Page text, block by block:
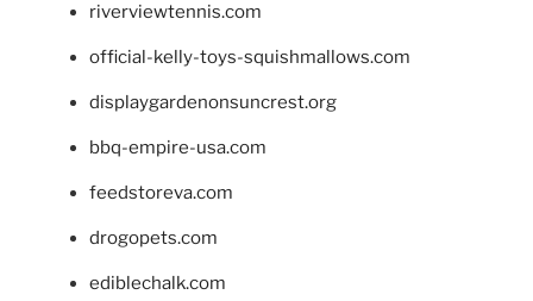
riverviewtennis.com
official-kelly-toys-squishmallows.com
displaygardenonsuncrest.org
bbq-empire-usa.com
feedstoreva.com
drogopets.com
ediblechalk.com